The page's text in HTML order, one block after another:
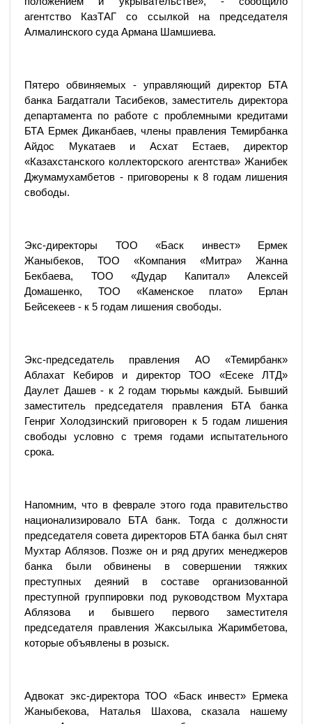
агентство КазТАГ со ссылкой на председателя
Алмалинского суда Армана Шамшиева.
Пятеро обвиняемых - управляющий директор БТА
банка Багдатгали Тасибеков, заместитель директора
департамента по работе с проблемными кредитами
БТА Ермек Диканбаев, члены правления Темирбанка
Айдос Мукатаев и Асхат Естаев, директор
«Казахстанского коллекторского агентства» Жанибек
Джумамухамбетов - приговорены к 8 годам лишения
свободы.
Экс-директоры ТОО «Баск инвест» Ермек
Жаныбеков, ТОО «Компания «Митра» Жанна
Бекбаева, ТОО «Дудар Капитал» Алексей
Домашенко, ТОО «Каменское плато» Ерлан
Бейсекеев - к 5 годам лишения свободы.
Экс-председатель правления АО «Темирбанк»
Аблахат Кебиров и директор ТОО «Есеке ЛТД»
Даулет Дашев - к 2 годам тюрьмы каждый. Бывший
заместитель председателя правления БТА банка
Генриг Холодзинский приговорен к 5 годам лишения
свободы условно с тремя годами испытательного
срока.
Напомним, что в феврале этого года правительство
национализировало БТА банк. Тогда с должности
председателя совета директоров БТА банка был снят
Мухтар Аблязов. Позже он и ряд других менеджеров
банка были обвинены в совершении тяжких
преступных деяний в составе организованной
преступной группировки под руководством Мухтара
Аблязова и бывшего первого заместителя
председателя правления Жаксылыка Жаримбетова,
которые объявлены в розыск.
Адвокат экс-директора ТОО «Баск инвест» Ермека
Жаныбекова, Наталья Шахова, сказала нашему